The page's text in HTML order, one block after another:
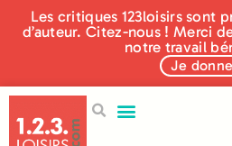
Les critiques 123loisirs sont
d’auteur. Citez-nous ! Merci
notre travail
Je donne